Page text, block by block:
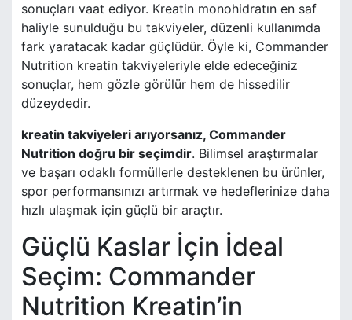
sonuçları vaat ediyor. Kreatin monohidratın en saf
haliyle sunulduğu bu takviyeler, düzenli kullanımda
fark yaratacak kadar güçlüdür. Öyle ki, Commander
Nutrition kreatin takviyeleriyle elde edeceğiniz
sonuçlar, hem gözle görülür hem de hissedilir
düzeydedir.
kreatin takviyeleri arıyorsanız, Commander
Nutrition doğru bir seçimdir. Bilimsel araştırmalar
ve başarı odaklı formüllerle desteklenen bu ürünler,
spor performansınızı artırmak ve hedeflerinize daha
hızlı ulaşmak için güçlü bir araçtır.
Güçlü Kaslar İçin İdeal
Seçim: Commander
Nutrition Kreatin’in